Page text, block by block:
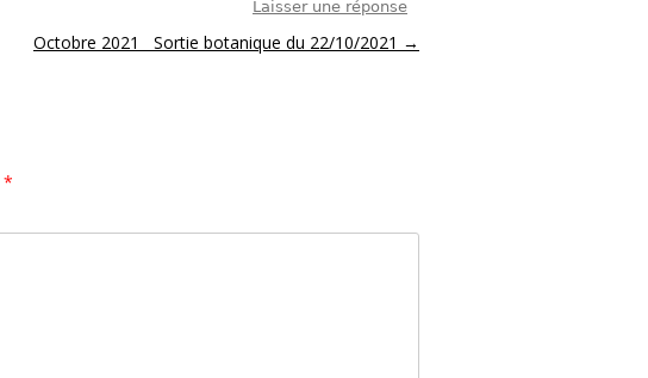
Laisser une réponse
Octobre 2021 Sortie botanique du 22/10/2021 →
*